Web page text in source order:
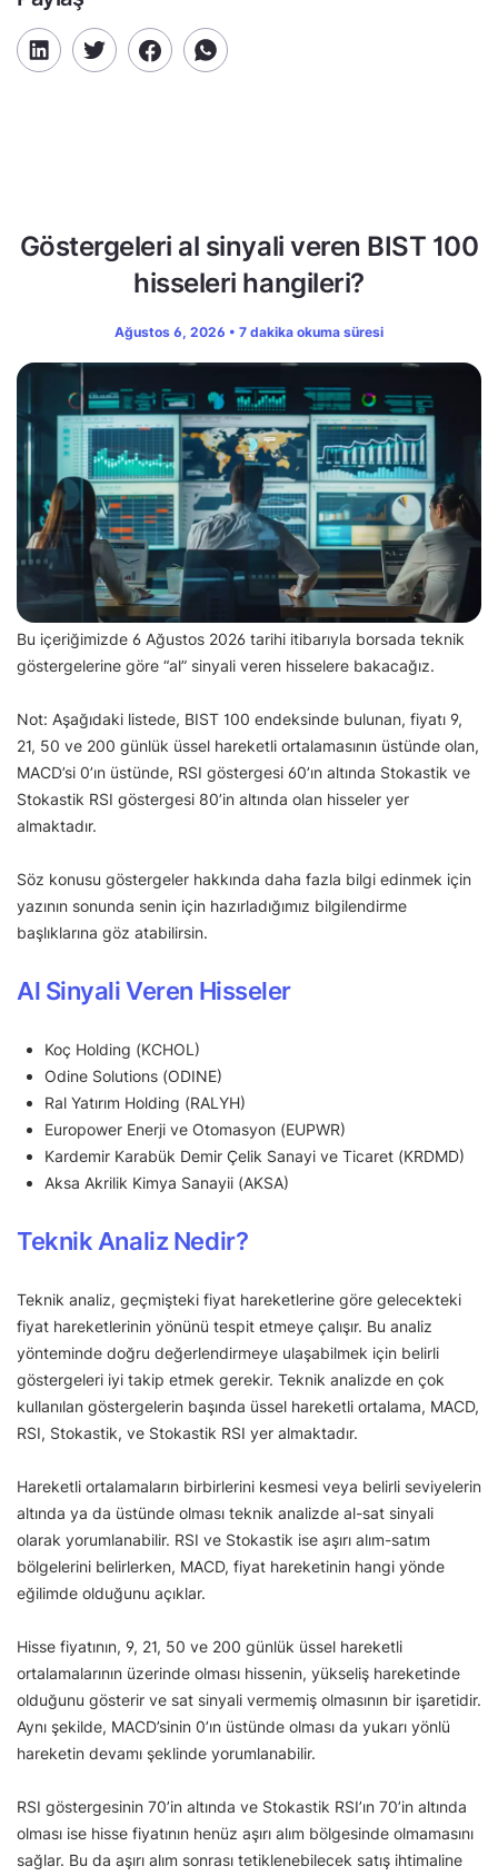
Göstergeleri al sinyali veren BIST 100
hisseleri hangileri?
Ağustos 6, 2026 • 7 dakika okuma süresi
Bu içeriğimizde 6 Ağustos 2026 tarihi itibarıyla borsada teknik
göstergelerine göre “al” sinyali veren hisselere bakacağız.
Not: Aşağıdaki listede, BIST 100 endeksinde bulunan, fiyatı 9,
21, 50 ve 200 günlük üssel hareketli ortalamasının üstünde olan,
MACD’si 0’ın üstünde, RSI göstergesi 60’ın altında Stokastik ve
Stokastik RSI göstergesi 80’in altında olan hisseler yer
almaktadır.
Söz konusu göstergeler hakkında daha fazla bilgi edinmek için
yazının sonunda senin için hazırladığımız bilgilendirme
başlıklarına göz atabilirsin.
Al Sinyali Veren Hisseler
Koç Holding (KCHOL)
Odine Solutions (ODINE)
Ral Yatırım Holding (RALYH)
Europower Enerji ve Otomasyon (EUPWR)
Kardemir Karabük Demir Çelik Sanayi ve Ticaret (KRDMD)
Aksa Akrilik Kimya Sanayii (AKSA)
Teknik Analiz Nedir?
Teknik analiz, geçmişteki fiyat hareketlerine göre gelecekteki
fiyat hareketlerinin yönünü tespit etmeye çalışır. Bu analiz
yönteminde doğru değerlendirmeye ulaşabilmek için belirli
göstergeleri iyi takip etmek gerekir. Teknik analizde en çok
kullanılan göstergelerin başında üssel hareketli ortalama, MACD,
RSI, Stokastik, ve Stokastik RSI yer almaktadır.
Hareketli ortalamaların birbirlerini kesmesi veya belirli seviyelerin
altında ya da üstünde olması teknik analizde al-sat sinyali
olarak yorumlanabilir. RSI ve Stokastik ise aşırı alım-satım
bölgelerini belirlerken, MACD, fiyat hareketinin hangi yönde
eğilimde olduğunu açıklar.
Hisse fiyatının, 9, 21, 50 ve 200 günlük üssel hareketli
ortalamalarının üzerinde olması hissenin, yükseliş hareketinde
olduğunu gösterir ve sat sinyali vermemiş olmasının bir işaretidir.
Aynı şekilde, MACD’sinin 0’ın üstünde olması da yukarı yönlü
hareketin devamı şeklinde yorumlanabilir.
RSI göstergesinin 70’in altında ve Stokastik RSI’ın 70’in altında
olması ise hisse fiyatının henüz aşırı alım bölgesinde olmamasını
sağlar. Bu da aşırı alım sonrası tetiklenebilecek satış ihtimaline